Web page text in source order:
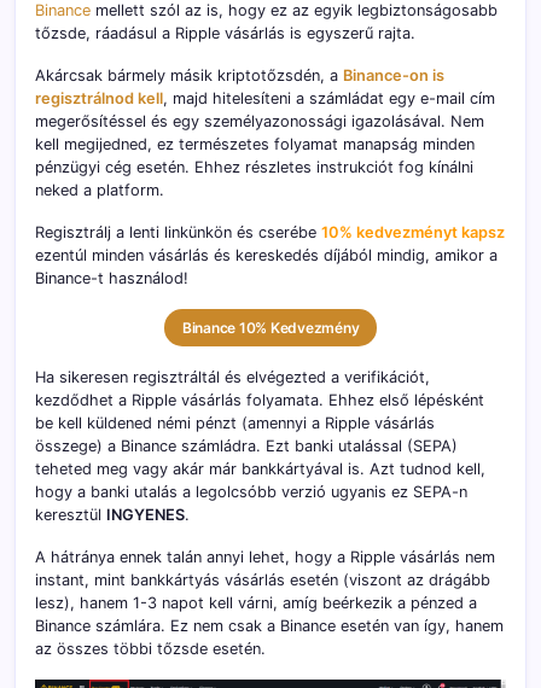
Binance mellett szól az is, hogy ez az egyik legbiztonságosabb
tőzsde, ráadásul a Ripple vásárlás is egyszerű rajta.
Akárcsak bármely másik kriptotőzsdén, a Binance-on is
regisztrálnod kell, majd hitelesíteni a számládat egy e-mail cím
megerősítéssel és egy személyazonossági igazolásával. Nem
kell megijedned, ez természetes folyamat manapság minden
pénzügyi cég esetén. Ehhez részletes instrukciót fog kínálni
neked a platform.
Regisztrálj a lenti linkünkön és cserébe 10% kedvezményt kapsz
ezentúl minden vásárlás és kereskedés díjából mindig, amikor a
Binance-t használod!
Binance 10% Kedvezmény
Ha sikeresen regisztráltál és elvégezted a verifikációt,
kezdődhet a Ripple vásárlás folyamata. Ehhez első lépésként
be kell küldened némi pénzt (amennyi a Ripple vásárlás
összege) a Binance számládra. Ezt banki utalással (SEPA)
teheted meg vagy akár már bankkártyával is. Azt tudnod kell,
hogy a banki utalás a legolcsóbb verzió ugyanis ez SEPA-n
keresztül INGYENES.
A hátránya ennek talán annyi lehet, hogy a Ripple vásárlás nem
instant, mint bankkártyás vásárlás esetén (viszont az drágább
lesz), hanem 1-3 napot kell várni, amíg beérkezik a pénzed a
Binance számlára. Ez nem csak a Binance esetén van így, hanem
az összes többi tőzsde esetén.